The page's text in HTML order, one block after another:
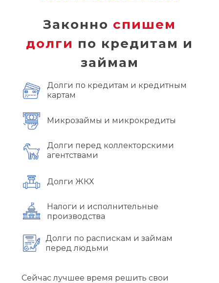
Долги ЖКХ
Налоги и исполнительные
производства
Долги перед коллекторскими
агентствами
Долги по распискам и займам
перед людьми
Долги по кредитам и кредитным
картам
Микрозаймы и микрокредиты
Сейчас лучшее время решить свои
Законно спишем
долги по кредитам и
займам